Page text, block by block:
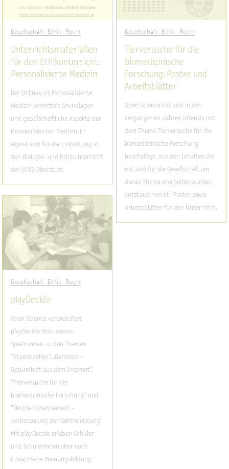
Gesellschaft - Ethik - Recht
Unterrichtsmaterialien
für den Ethikunterricht:
Personalisierte Medizin
Der Onlinekurs Personalisierte
Medizin vermittelt Grundlagen
und gesellschaftliche Aspekte der
Personalisierten Medizin. Er
eignet sich für die Einbettung in
den Biologie- und Ethikunterricht
der (AHS) Oberstufe.
Gesellschaft - Ethik - Recht
Tierversuche für die
biomedizinische
Forschung: Poster und
Arbeitsblätter
Open Science hat sich in den
vergangenen Jahren intensiv mit
dem Thema Tierversuche für die
biomedizinische Forschung
beschäftigt. Aus den Inhalten die
mit und für die Gesellschaft um
dieses Thema erarbeitet wurden,
entstand nun ein Poster sowie
Arbeitsblätter für den Unterricht.
Gesellschaft - Ethik - Recht
playDecide
Open Science veranstaltet
playDecide Diskussions-
Spielrunden zu den Themen
"Stammzellen", „Gentests –
Gesundheit aus dem Internet“,
"Tierversuche für die
biomedizinische Forschung" und
"Neuro-Enhancement -
Verbesserung der Gehirnleistung".
Mit playDecide erleben Schüler
und Schülerinnen aber auch
Erwachsene Meinungsbildung